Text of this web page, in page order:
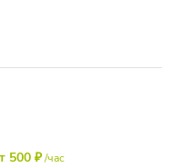
500 ₽/час